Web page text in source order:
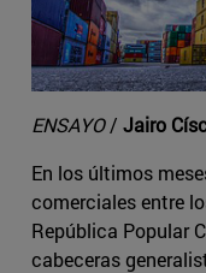
ENSAYO/ Jairo
En los últimos
comerciales entre
República Popular
cabeceras